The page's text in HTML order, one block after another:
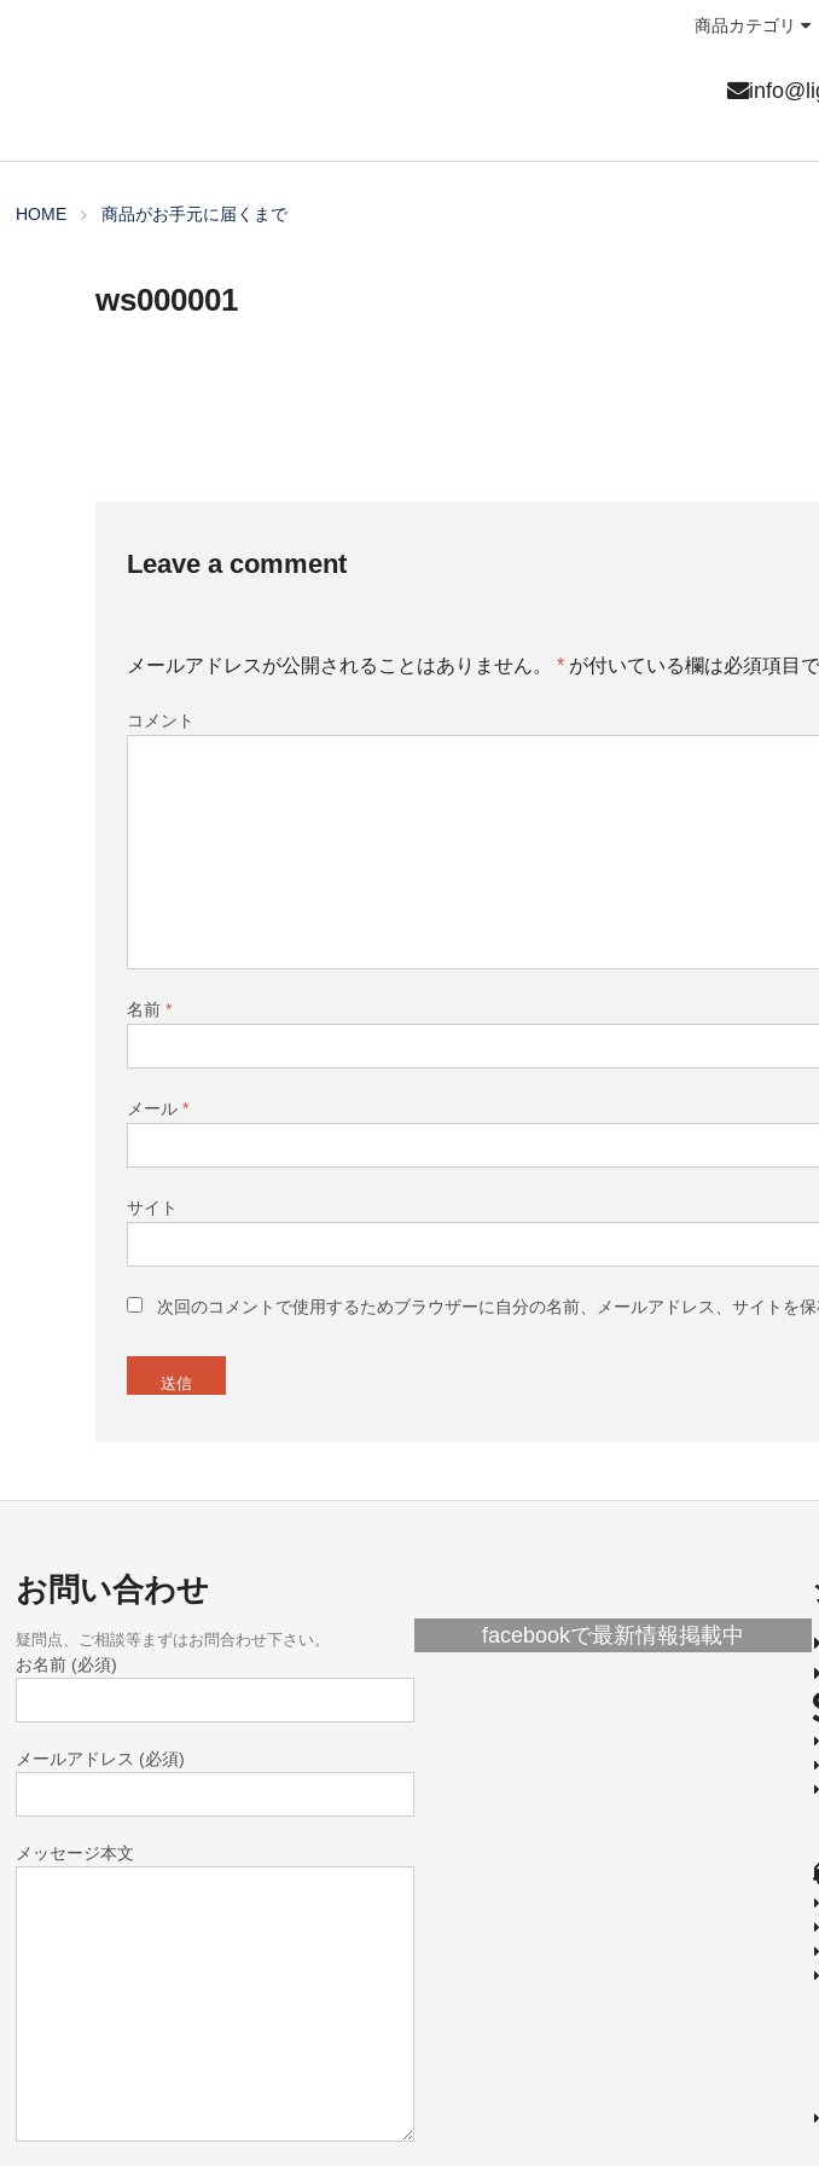
商品カテゴリ
HOME 商品がお手元に届くまで
ws000001
Leave a comment
メールアドレスが公開されることはありません。 *が付いている欄は必須項目
コメント
名前 *
メール *
サイト
次回のコメントで使用するためブラウザーに自分の名前、メールアドレス、サイトを保
お問い合わせ
疑問点、ご相談等まずはお問合わせ下さい。
お名前 (必須)
メールアドレス (必須)
メッセージ本文
facebookで最新情報掲載中